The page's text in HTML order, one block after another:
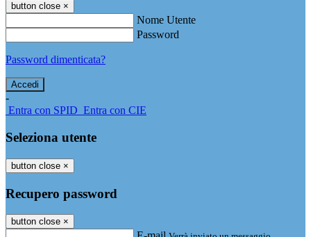
button close ×
Nome Utente
Password
Password dimenticata?
-
Entra con SPID Entra con CIE
Seleziona utente
button close ×
Recupero password
button close ×